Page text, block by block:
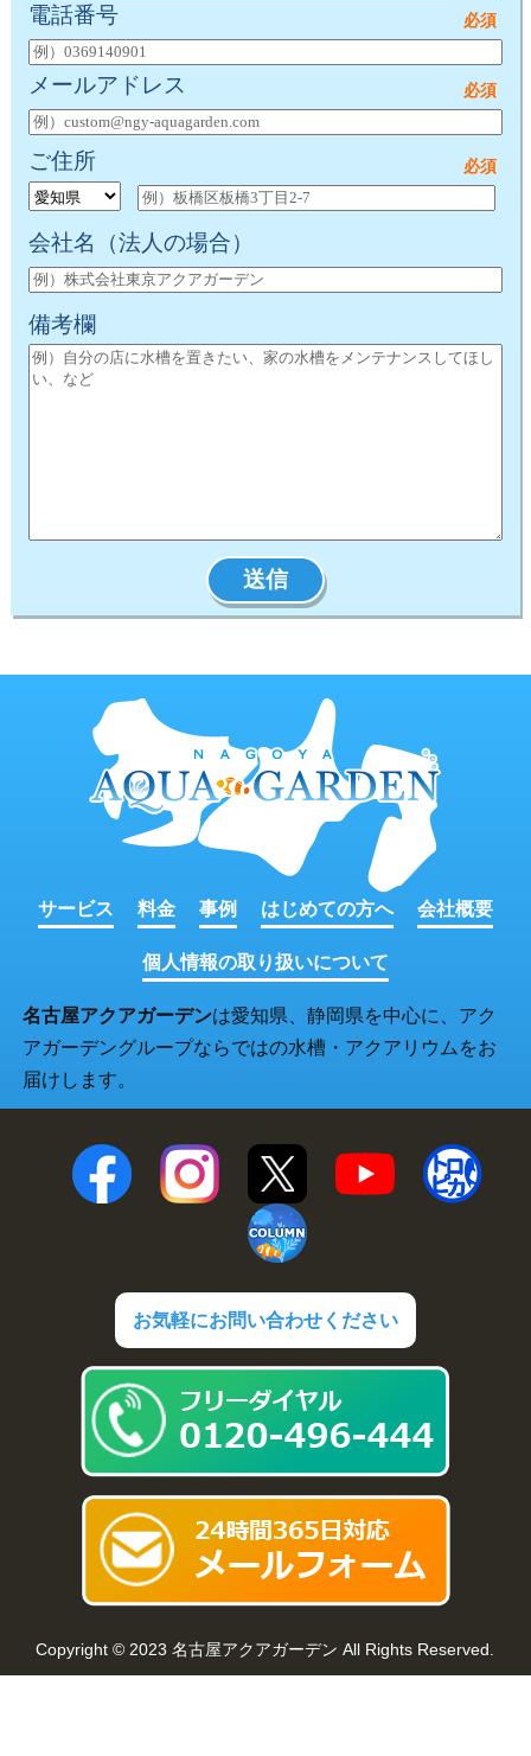
電話番号
メールアドレス
ご住所
会社名 （法人の場合）
備考欄
サービス 料金 事例 はじめての方へ 会社概要
個人情報の取り扱いについて
名古屋アクアガーデンは愛知県、静岡県を中心に、アク
アガーデングループならではの水槽・アクアリウムをお
届けします。
お気軽にお問い合わせください
Copyright © 2023 名古屋アクアガーデン All Rights Reserved.